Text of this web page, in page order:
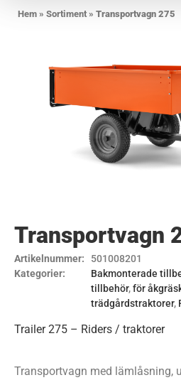
Hem » Sortiment» Transportvagn 275
Transportvagn
Artikelnummer:
501008201
Kategorier:
Bakmonterade
tillbehör,för
trädgårdstraktorer,
Trailer 275 – Riders / traktorer
Transportvagn med lämlåsning,